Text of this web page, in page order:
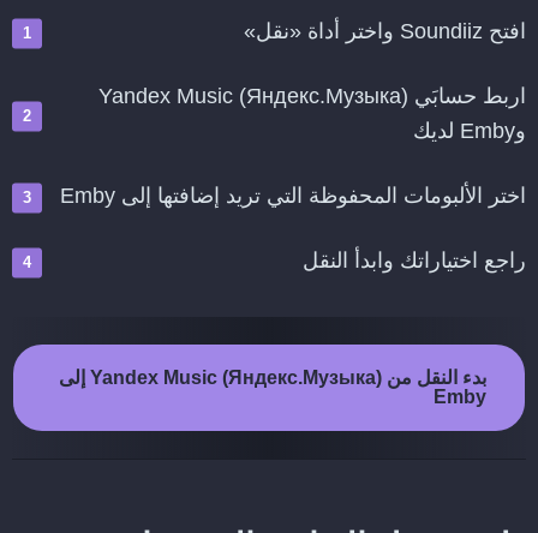
افتح Soundiiz واختر أداة «نقل»
اربط حسابَي Yandex Music (Яндекс.Музыка)
وEmby لديك
اختر الألبومات المحفوظة التي تريد إضافتها إلى Emby
راجع اختياراتك وابدأ النقل
بدء النقل من Yandex Music (Яндекс.Музыка) إلى
Emby